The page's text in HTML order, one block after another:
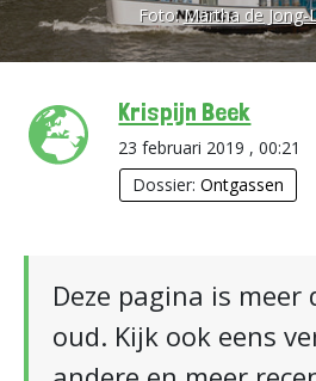
Foto:Martha de Jong-
Krispijn Beek
23 februari 2019 , 00:21
Dossier:Ontgassen
Deze pagina is meer
oud. Kijk ook eens